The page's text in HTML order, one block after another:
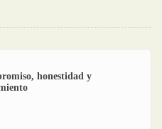
honestidad y